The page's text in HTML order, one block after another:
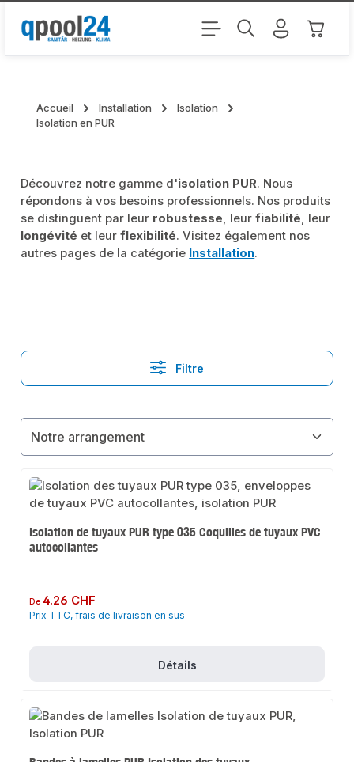
Passer au contenu principal Le
Accueil Installation
Isolation
Isolation en PUR
Découvrez notre gamme d'isolation PUR. Nous
répondons à vos besoins professionnels. Nos produits
se distinguent par leur robustesse, leurfiabilité, leur
longévité et leurflexibilité. Visitez également nos
autres pages de la catégorie Installation.
Filtre
Isolation de tuyaux PUR type 035 Coquilles de tuyaux PVC
autocollantes
Prix régulier :
De 4.26 CHF
Prix TTC, frais de livraison en sus
Détails